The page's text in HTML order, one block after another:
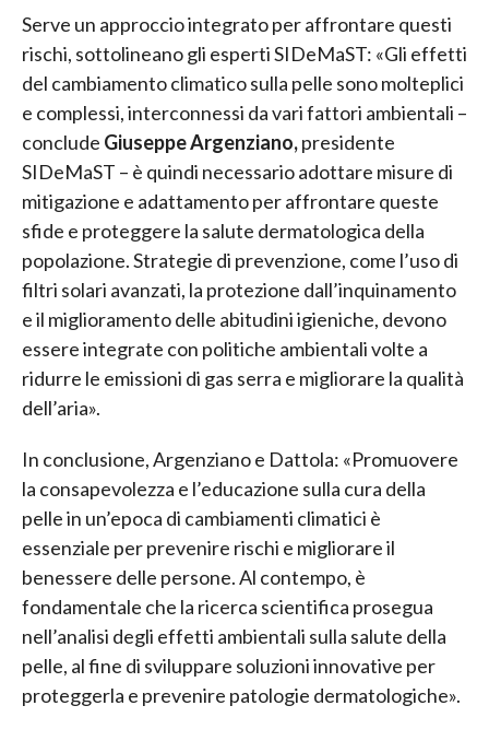
Serve un approccio integrato per affrontare questi
rischi, sottolineano gli esperti SIDeMaST: «Gli effetti
del cambiamento climatico sulla pelle sono molteplici
e complessi, interconnessi da vari fattori ambientali –
conclude Giuseppe Argenziano,presidente
SIDeMaST – è quindi necessario adottare misure di
mitigazione e adattamento per affrontare queste
sfide e proteggere la salute dermatologica della
popolazione. Strategie di prevenzione, come l’uso di
filtri solari avanzati, la protezione dall’inquinamento
e il miglioramento delle abitudini igieniche, devono
essere integrate con politiche ambientali volte a
ridurre le emissioni di gas serra e migliorare la qualità
dell’aria».
In conclusione, Argenziano e Dattola: «Promuovere
la consapevolezza e l’educazione sulla cura della
pelle in un’epoca di cambiamenti climatici è
essenziale per prevenire rischi e migliorare il
benessere delle persone. Al contempo, è
fondamentale che la ricerca scientifica prosegua
nell’analisi degli effetti ambientali sulla salute della
pelle, al fine di sviluppare soluzioni innovative per
proteggerla e prevenire patologie dermatologiche».